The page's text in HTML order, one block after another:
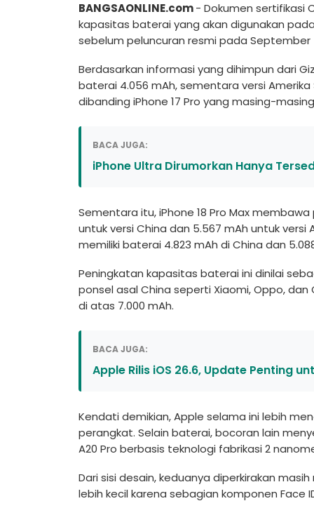
BANGSAONLINE.com- Dokumen sertifikasi
kapasitas baterai yang akan digunakan
sebelum peluncuran resmi pada September
Berdasarkan informasi yang dihimpun dari
baterai 4.056 mAh, sementara versi
dibanding iPhone 17 Pro yang masing-
BACA JUGA:
iPhone Ultra Dirumorkan Hanya
Sementara itu, iPhone 18 Pro Max
untuk versi China dan 5.567 mAh untuk versi
memiliki baterai 4.823 mAh di China dan
Peningkatan kapasitas baterai ini dinilai
ponsel asal China seperti Xiaomi, Oppo,
di atas 7.000 mAh.
BACA JUGA:
Apple Rilis iOS 26.6, Update Penting
Kendati demikian, Apple selama ini lebih
perangkat. Selain baterai, bocoran lain
A20 Pro berbasis teknologi fabrikasi 2
Dari sisi desain, keduanya diperkirakan
lebih kecil karena sebagian komponen Face